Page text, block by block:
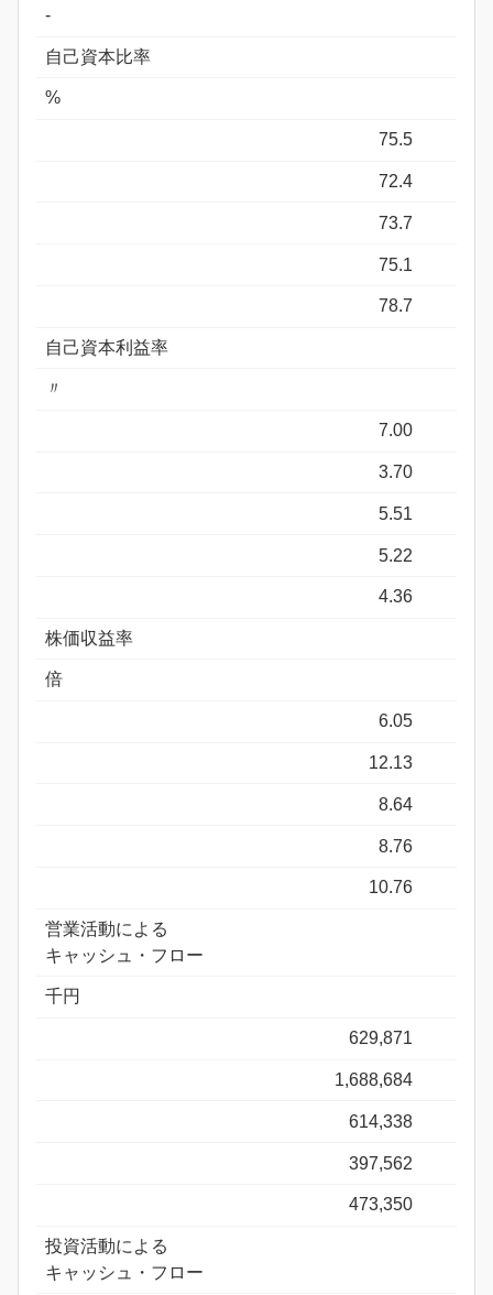
-
自己資本比率
%
75.5
72.4
73.7
75.1
78.7
自己資本利益率
〃
7.00
3.70
5.51
5.22
4.36
株価収益率
倍
6.05
12.13
8.64
8.76
10.76
営業活動による
キャッシュ・フロー
千円
629,871
1,688,684
614,338
397,562
473,350
投資活動による
キャッシュ・フロー